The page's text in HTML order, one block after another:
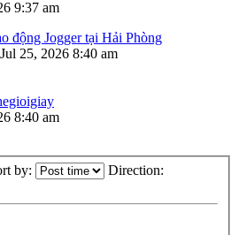
9:37 am
động Jogger tại Hải Phòng
25, 2026 8:40 am
8:40 am
by: Direction: